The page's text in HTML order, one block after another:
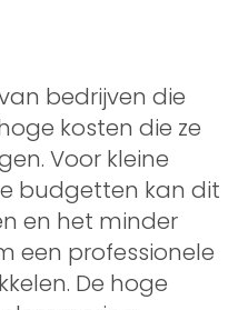
bedrijven die
kosten die ze
Voor kleine
budgetten kan dit
en het minder
een professionele
De hoge